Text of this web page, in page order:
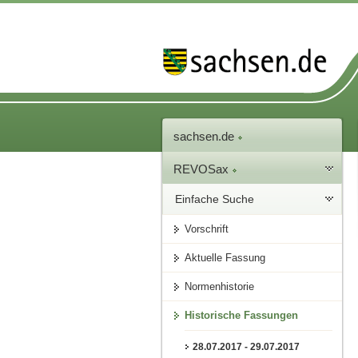
sachsen.de
REVOSax
Einfache Suche
Vorschrift
Aktuelle Fassung
Normenhistorie
Historische Fassungen
28.07.2017 - 29.07.2017